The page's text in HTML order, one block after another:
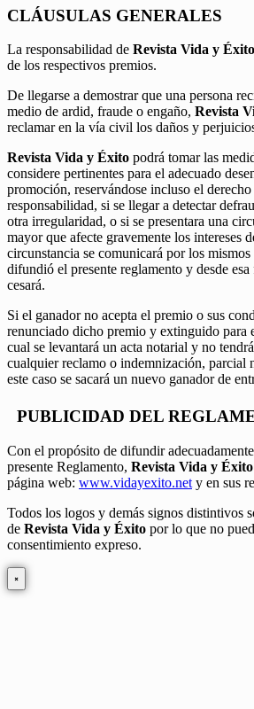
CLÁUSULAS GENERALES
La responsabilidad de Revista Vida y Éxito
de los respectivos premios.
De llegarse a demostrar que una persona
medio de ardid, fraude o engaño, Revista
reclamar en la vía civil los daños y
Revista Vida y Éxito podrá tomar las
considere pertinentes para el adecuado
promoción, reservándose incluso el derecho
responsabilidad, si se llegar a detectar
otra irregularidad, o si se presentara una
mayor que afecte gravemente los intereses
circunstancia se comunicará por los mismos
difundió el presente reglamento y desde
cesará.
Si el ganador no acepta el premio o sus
renunciado dicho premio y extinguido para
cual se levantará un acta notarial y no
cualquier reclamo o indemnización, parcial
este caso se sacará un nuevo ganador de
PUBLICIDAD DEL
Con el propósito de difundir
presente Reglamento, Revista Vida y Éxito
página web: www.vidayexito.net y en sus
Todos los logos y demás signos distintivos
de Revista Vida y Éxito por lo que no
consentimiento expreso.
×